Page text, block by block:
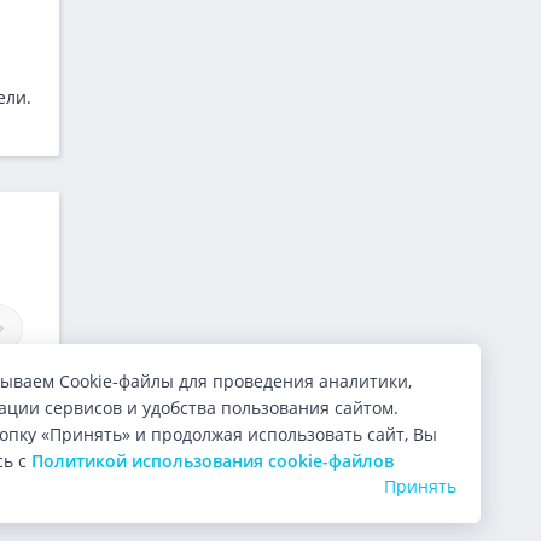
Займы OneClickMoney
Займы Joymoney
Cookie-файлы для проведения аналитики,
сервисов и удобства пользования сайтом.
«Принять» и продолжая использовать сайт, Вы
с Политикой использования cookie-файлов
Принять